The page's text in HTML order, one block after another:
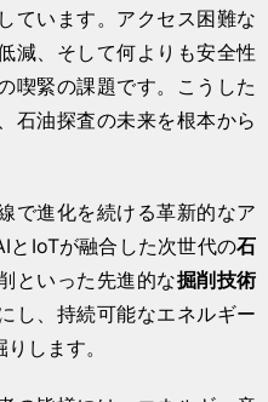
ています。アクセス困難な
減、そして何よりも安全性
喫緊の課題です。こうした
石油探査の未来を根本から
で進化を続ける革新的なア
とIoTが融合した次世代の石
といった先進的な掘削技術
し、持続可能なエネルギー
します。